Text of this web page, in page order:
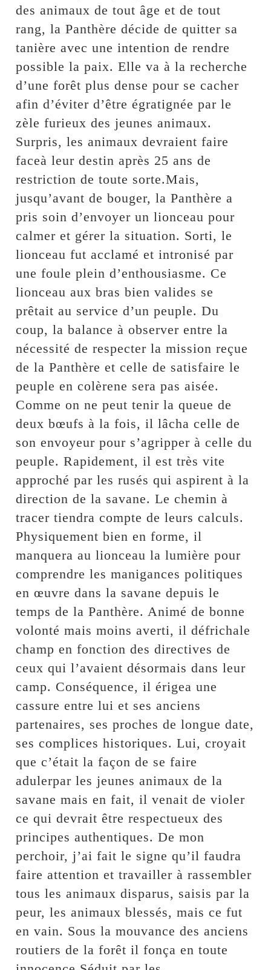
des animaux de tout âge et de tout
rang, la Panthère décide de quitter sa
tanière avec une intention de rendre
possible la paix. Elle va à la recherche
d’une forêt plus dense pour se cacher
afin d’éviter d’être égratignée par le
zèle furieux des jeunes animaux.
Surpris, les animaux devraient faire
faceà leur destin après 25 ans de
restriction de toute sorte.Mais,
jusqu’avant de bouger, la Panthère a
pris soin d’envoyer un lionceau pour
calmer et gérer la situation. Sorti, le
lionceau fut acclamé et intronisé par
une foule plein d’enthousiasme. Ce
lionceau aux bras bien valides se
prêtait au service d’un peuple. Du
coup, la balance à observer entre la
nécessité de respecter la mission reçue
de la Panthère et celle de satisfaire le
peuple en colèrene sera pas aisée.
Comme on ne peut tenir la queue de
deux bœufs à la fois, il lâcha celle de
son envoyeur pour s’agripper à celle du
peuple. Rapidement, il est très vite
approché par les rusés qui aspirent à la
direction de la savane. Le chemin à
tracer tiendra compte de leurs calculs.
Physiquement bien en forme, il
manquera au lionceau la lumière pour
comprendre les manigances politiques
en œuvre dans la savane depuis le
temps de la Panthère. Animé de bonne
volonté mais moins averti, il défrichale
champ en fonction des directives de
ceux qui l’avaient désormais dans leur
camp. Conséquence, il érigea une
cassure entre lui et ses anciens
partenaires, ses proches de longue date,
ses complices historiques. Lui, croyait
que c’était la façon de se faire
adulerpar les jeunes animaux de la
savane mais en fait, il venait de violer
ce qui devrait être respectueux des
principes authentiques. De mon
perchoir, j’ai fait le signe qu’il faudra
faire attention et travailler à rassembler
tous les animaux disparus, saisis par la
peur, les animaux blessés, mais ce fut
en vain. Sous la mouvance des anciens
routiers de la forêt il fonça en toute